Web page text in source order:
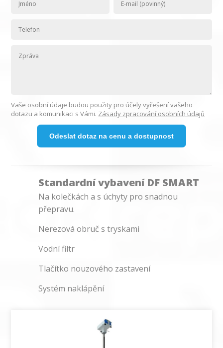
Vaše osobní údaje budou použity pro účely vyřešení vašeho
dotazu a komunikaci s Vámi. Zásady zpracování osobních údajů
Odeslat dotaz na cenu a dostupnost
Standardní vybavení DF SMART
Na kolečkách a s úchyty pro snadnou
přepravu.
Nerezová obruč s tryskami
Vodní filtr
Tlačítko nouzového zastavení
Systém naklápění